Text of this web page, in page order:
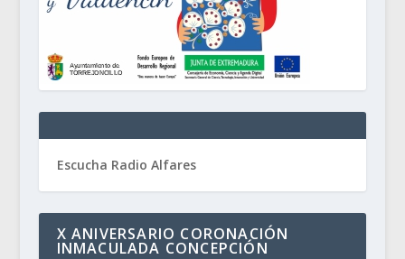
Escucha Radio Alfares
X ANIVERSARIO CORONACIÓN
INMACULADA CONCEPCIÓN